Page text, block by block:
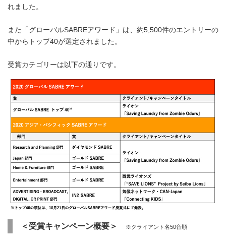
れました。
また「グローバルSABREアワード」は、約5,500件のエントリーの
中からトップ40が選定されました。
受賞カテゴリーは以下の通りです。
＜受賞キャンペーン概要＞ ※クライアント名50音順